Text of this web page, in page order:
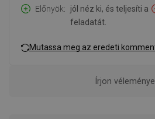
Előnyök
jól néz ki, és teljesíti a
feladatát.
Mutassa meg az eredeti
Írjon